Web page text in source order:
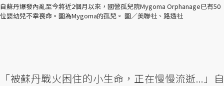
自蘇丹爆發內亂至今將近2個月以來，國營孤兒院Mygoma Orphanage已有50
位嬰幼兒不幸喪命。圖為Mygoma的孤兒。 圖／美聯社、路透社
「被蘇丹戰火困住的小生命，正在慢慢流逝...」自